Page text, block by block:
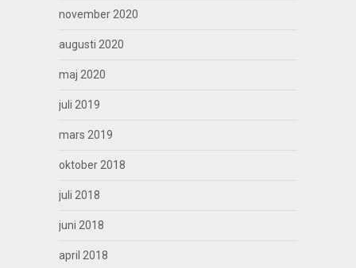
november 2020
augusti 2020
maj 2020
juli 2019
mars 2019
oktober 2018
juli 2018
juni 2018
april 2018